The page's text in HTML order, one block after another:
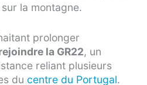
la montagne.
prolonger
la GR22, un
reliant plusieurs
du centre du Portugal.